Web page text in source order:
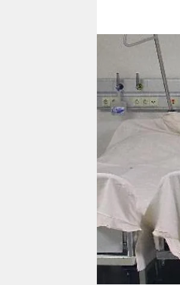
nord
wahrheit
verlag
veranstaltungen
shop
fragen & hilfe
unterstützen